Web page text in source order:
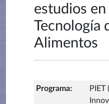
estudios en
Tecnología
Alimentos
Programa:
PIET